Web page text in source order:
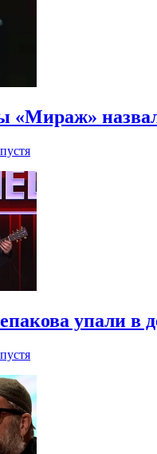
«Мираж»
упали в